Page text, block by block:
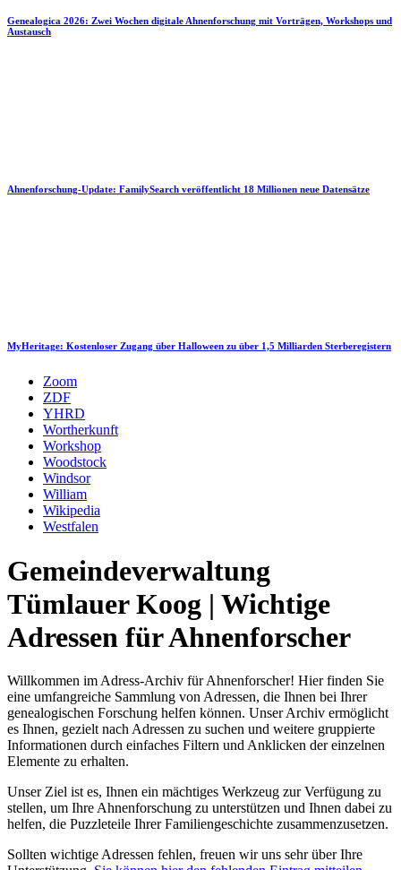
Genealogica 2026: Zwei Wochen digitale Ahnenforschung mit Vorträgen, Workshops und
Austausch
Ahnenforschung-Update: FamilySearch veröffentlicht 18 Millionen neue Datensätze
MyHeritage: Kostenloser Zugang über Halloween zu über 1,5 Milliarden Sterberegistern
Zoom
ZDF
YHRD
Wortherkunft
Workshop
Woodstock
Windsor
William
Wikipedia
Westfalen
Gemeindeverwaltung
Tümlauer Koog | Wichtige
Adressen für Ahnenforscher
Willkommen im Adress-Archiv für Ahnenforscher! Hier finden Sie
eine umfangreiche Sammlung von Adressen, die Ihnen bei Ihrer
genealogischen Forschung helfen können. Unser Archiv ermöglicht
es Ihnen, gezielt nach Adressen zu suchen und weitere gruppierte
Informationen durch einfaches Filtern und Anklicken der einzelnen
Elemente zu erhalten.
Unser Ziel ist es, Ihnen ein mächtiges Werkzeug zur Verfügung zu
stellen, um Ihre Ahnenforschung zu unterstützen und Ihnen dabei zu
helfen, die Puzzleteile Ihrer Familiengeschichte zusammenzusetzen.
Sollten wichtige Adressen fehlen, freuen wir uns sehr über Ihre